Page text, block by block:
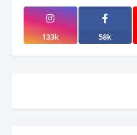
133k 58k